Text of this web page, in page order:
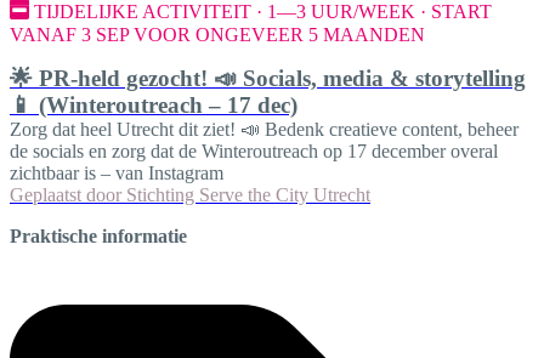
TIJDELIJKE ACTIVITEIT · 1—3 UUR/WEEK · START
VANAF 3 SEP VOOR ONGEVEER 5 MAANDEN
🌟 PR-held gezocht! 📣 Socials, media & storytelling
📱 (Winteroutreach – 17 dec)
Zorg dat heel Utrecht dit ziet! 📣 Bedenk creatieve content, beheer
de socials en zorg dat de Winteroutreach op 17 december overal
zichtbaar is – van Instagram
Geplaatst door Stichting Serve the City Utrecht
Praktische informatie